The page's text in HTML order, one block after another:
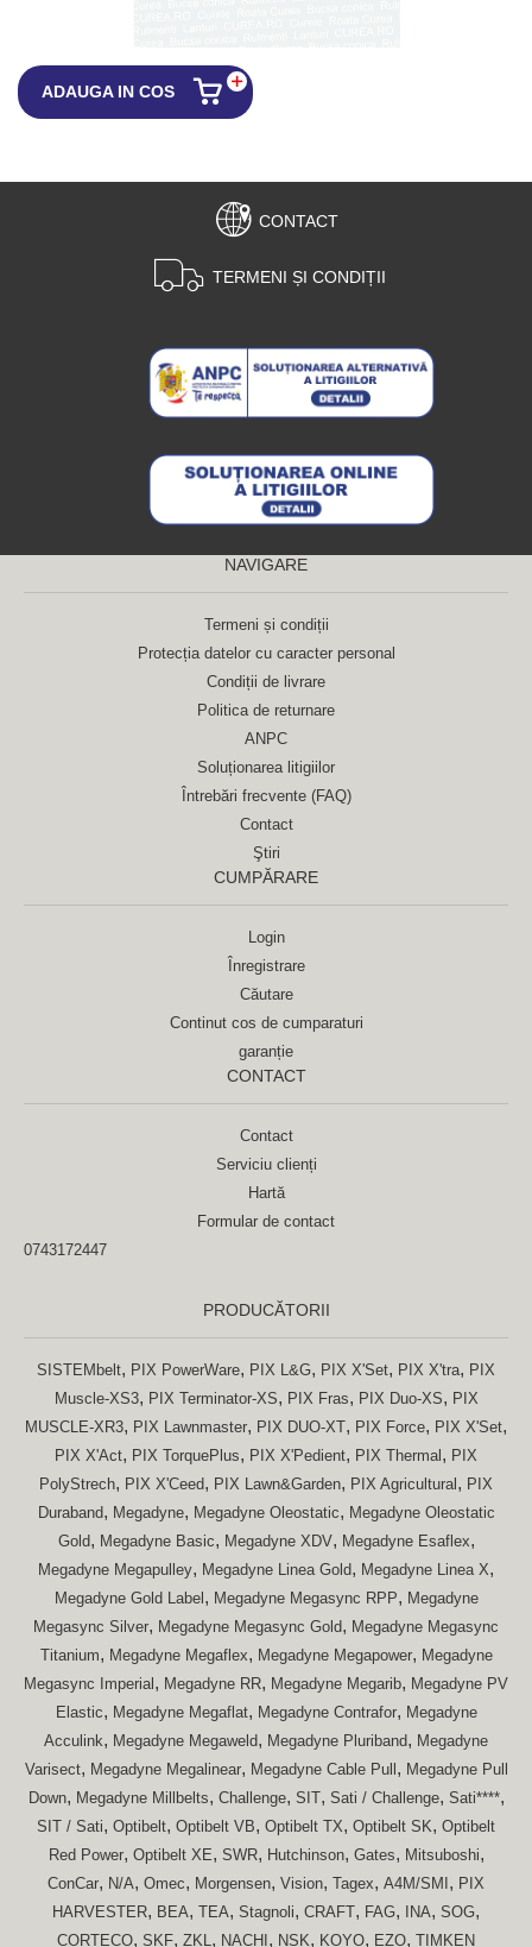
ADAUGA IN COS
CONTACT
TERMENI ȘI CONDIȚII
NAVIGARE
Termeni și condiții
Protecția datelor cu caracter personal
Condiții de livrare
Politica de returnare
ANPC
Soluționarea litigiilor
Întrebări frecvente (FAQ)
Contact
Ştiri
CUMPĂRARE
Login
Înregistrare
Căutare
Continut cos de cumparaturi
garanție
CONTACT
Contact
Serviciu clienți
Hartă
Formular de contact
0743172447
PRODUCĂTORII
SISTEMbelt, PIX PowerWare, PIX L&G, PIX X'Set, PIX X'tra, PIX
Muscle-XS3, PIX Terminator-XS, PIX Fras, PIX Duo-XS, PIX
MUSCLE-XR3, PIX Lawnmaster, PIX DUO-XT, PIX Force, PIX X'Set,
PIX X'Act, PIX TorquePlus, PIX X'Pedient, PIX Thermal, PIX
PolyStrech, PIX X'Ceed, PIX Lawn&Garden, PIX Agricultural, PIX
Duraband, Megadyne, Megadyne Oleostatic, Megadyne Oleostatic
Gold, Megadyne Basic, Megadyne XDV, Megadyne Esaflex,
Megadyne Megapulley, Megadyne Linea Gold, Megadyne Linea X,
Megadyne Gold Label, Megadyne Megasync RPP, Megadyne
Megasync Silver, Megadyne Megasync Gold, Megadyne Megasync
Titanium, Megadyne Megaflex, Megadyne Megapower, Megadyne
Megasync Imperial, Megadyne RR, Megadyne Megarib, Megadyne PV
Elastic, Megadyne Megaflat, Megadyne Contrafor, Megadyne
Acculink, Megadyne Megaweld, Megadyne Pluriband, Megadyne
Varisect, Megadyne Megalinear, Megadyne Cable Pull, Megadyne Pull
Down, Megadyne Millbelts, Challenge, SIT, Sati / Challenge, Sati****,
SIT / Sati, Optibelt, Optibelt VB, Optibelt TX, Optibelt SK, Optibelt
Red Power, Optibelt XE, SWR, Hutchinson, Gates, Mitsuboshi,
ConCar, N/A, Omec, Morgensen, Vision, Tagex, A4M/SMI, PIX
HARVESTER, BEA, TEA, Stagnoli, CRAFT, FAG, INA, SOG,
CORTECO, SKF, ZKL , NACHI, NSK, KOYO, EZO, TIMKEN